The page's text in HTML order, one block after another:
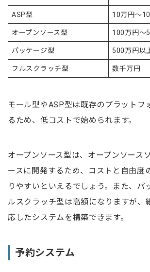
ASP型 10万円～
オープンソース型 100万円～
パッケージ型 500万円以
フルスクラッチ型 数千万円
モール型やASP型は既存のプラットフ
るため、低コストで始められます。
オープンソース型は、オープンソース
ースに開発するため、コストと自由度
りやすいといえるでしょう。また、パ
ルスクラッチ型は高額になりますが、
応したシステムを構築できます。
予約システム